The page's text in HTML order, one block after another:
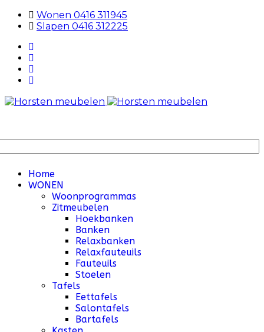
Wonen 0416 311945
Slapen 0416 312225
Home
WONEN
Woonprogrammas
Zitmeubelen
Hoekbanken
Banken
Relaxbanken
Relaxfauteuils
Fauteuils
Stoelen
Tafels
Eettafels
Salontafels
Bartafels